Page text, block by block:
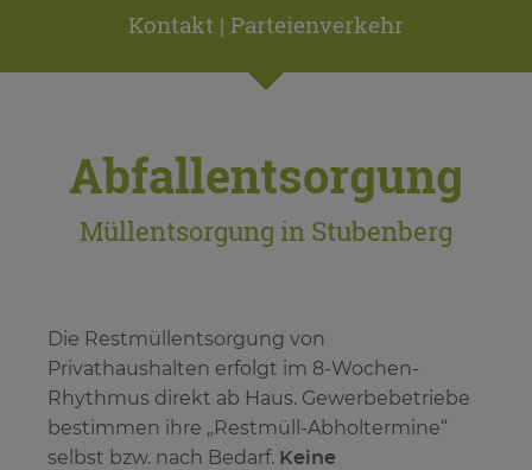
Kontakt | Parteienverkehr
Abfallentsorgung
Müllentsorgung in Stubenberg
Die Restmüllentsorgung von
Privathaushalten erfolgt im 8-Wochen-
Rhythmus direkt ab Haus. Gewerbebetriebe
bestimmen ihre „Restmüll-Abholtermine“
selbst bzw. nach Bedarf. Keine